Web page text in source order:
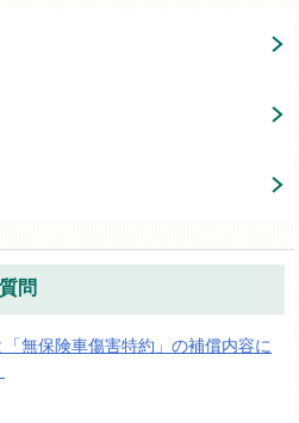
問
「無保険車傷害特約」の補償内容に